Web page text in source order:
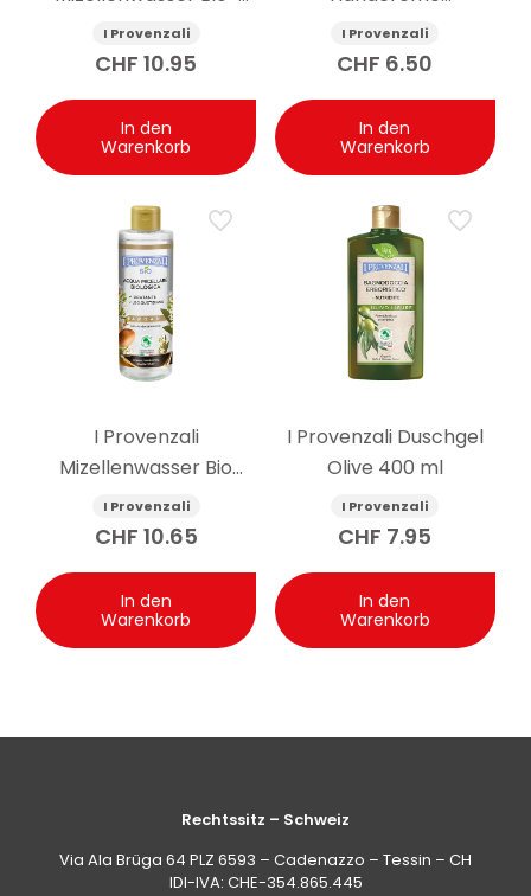
Lavendel 400 ml
I Provenzali
CHF 10.95
In den
Warenkorb
empfindliche Haut
Olive 75 ml
I Provenzali
CHF 6.50
In den
Warenkorb
I Provenzali
Mizellenwasser Bio
Arganöl 400 ml
I Provenzali
CHF 10.65
In den
Warenkorb
I Provenzali Duschgel
Olive 400 ml
I Provenzali
CHF 7.95
In den
Warenkorb
Rechtssitz – Schweiz
Via Ala Brüga 64 PLZ 6593 – Cadenazzo – Tessin – CH
IDI-IVA: CHE-354.865.445